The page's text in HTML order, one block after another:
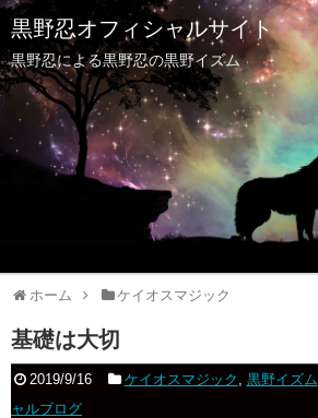
黒野忍オフィシャルサイト
黒野忍による黒野忍の黒野イズム
ホーム ケイオスマジック
基礎は大切
2019/9/16 ケイオスマジック , 黒野イズム
ャルブログ